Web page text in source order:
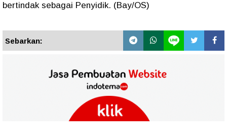
bertindak sebagai Penyidik. (Bay/OS)
Sebarkan: